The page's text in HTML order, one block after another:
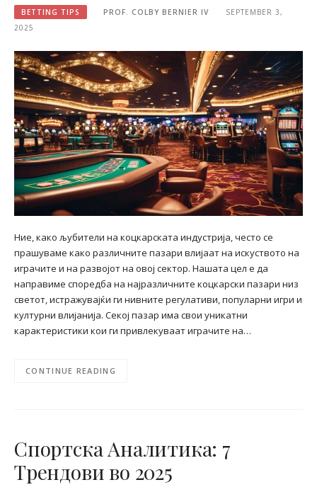
BETTING TIPS PROF. COLBY BERNIER IV
SEPTEMBER 3,
2025
Ние, како љубители на коцкарската индустрија, често се
прашуваме како различните пазари влијаат на искуството на
играчите и на развојот на овој сектор. Нашата цел е да
направиме споредба на најразличните коцкарски пазари низ
светот, истражувајќи ги нивните регулативи, популарни игри и
културни влијанија. Секој пазар има свои уникатни
карактеристики кои ги привлекуваат играчите на…
CONTINUE READING
Спортска Аналитика: 7
Трендови во 2025